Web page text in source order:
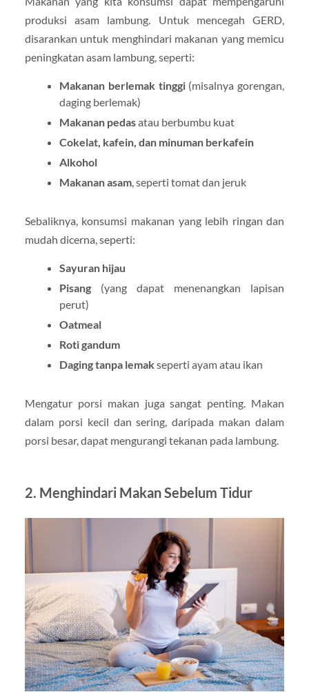
produksi asam lambung. Untuk mencegah GERD,
disarankan untuk menghindari makanan yang memicu
peningkatan asam lambung, seperti:
Makanan berlemak tinggi(misalnya gorengan,
daging berlemak)
Makanan pedasatau berbumbu kuat
Cokelat, kafein, dan minuman berkafein
Alkohol
Makanan asam, seperti tomat dan jeruk
Sebaliknya, konsumsi makanan yang lebih ringan dan
mudah dicerna, seperti:
Sayuran hijau
Pisang(yang dapat menenangkan lapisan
perut)
Oatmeal
Roti gandum
Daging tanpa lemakseperti ayam atau ikan
Mengatur porsi makan juga sangat penting. Makan
dalam porsi kecil dan sering, daripada makan dalam
porsi besar, dapat mengurangi tekanan pada lambung.
2. Menghindari Makan Sebelum Tidur